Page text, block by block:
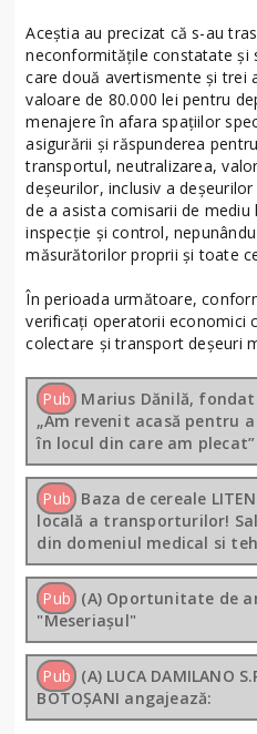
Aceștia au precizat că s-au
neconformitățile constatate și
care două avertismente și trei
valoare de 80.000 lei pentru
menajere în afara spațiilor
asigurării şi răspunderea
transportul, neutralizarea,
deşeurilor, inclusiv a
de a asista comisarii de
inspecţie şi control,
măsurătorilor proprii şi toate
În perioada următoare,
verificați operatorii economici
colectare și transport deșeuri
Pub Marius Dănilă,
„Am revenit acasă pentru
în locul din care am plecat”
Pub Baza de cereale
locală a transporturilor!
din domeniul medical si
Pub (A) Oportunitate de
"Meseriașul"
Pub (A) LUCA DAMILANO
BOTOȘANI angajează: